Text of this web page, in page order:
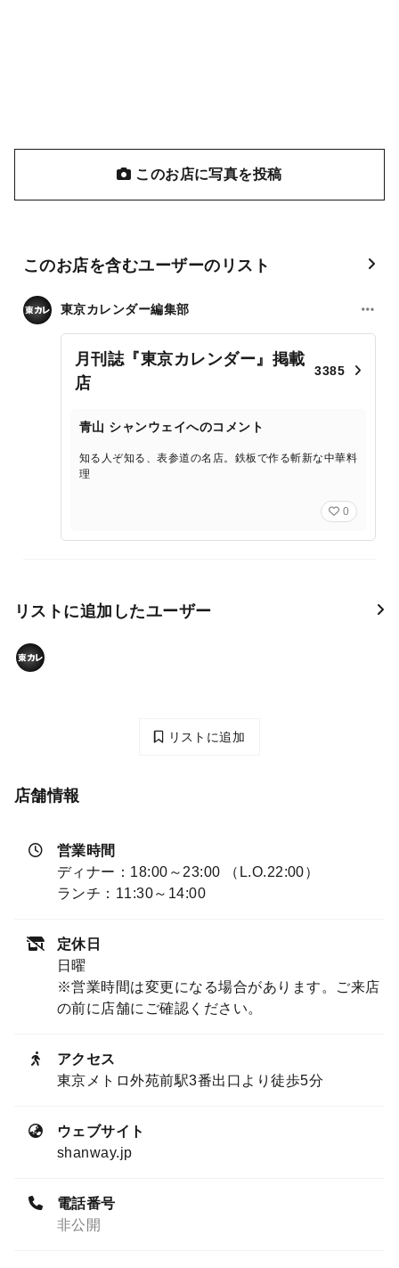
このお店に写真を投稿
このお店を含むユーザーのリスト
東京カレンダー編集部
月刊誌『東京カレンダー』掲載
店
3385
青山 シャンウェイへのコメント
知る人ぞ知る、表参道の名店。鉄板で作る斬新な中華料
理
0
リストに追加したユーザー
リストに追加
店舗情報
営業時間
ディナー：18:00～23:00 （L.O.22:00）
ランチ：11:30～14:00
定休日
日曜
※営業時間は変更になる場合があります。ご来店
の前に店舗にご確認ください。
アクセス
東京メトロ外苑前駅3番出口より徒歩5分
ウェブサイト
shanway.jp
電話番号
非公開